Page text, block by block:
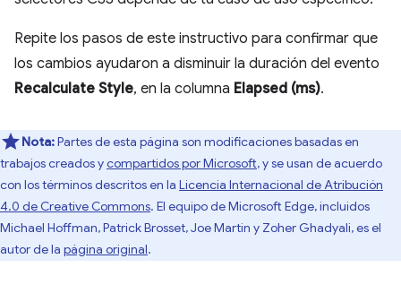
Repite los pasos de este instructivo para confirmar que
los cambios ayudaron a disminuir la duración del evento
Recalculate Style, en la columna Elapsed (ms).
Nota:Partes de esta página son modificaciones basadas en
trabajos creados ycompartidos por Microsoft, y se usan de acuerdo
con los términos descritos en la Licencia Internacional de Atribución
4.0 de Creative Commons. El equipo de Microsoft Edge, incluidos
Michael Hoffman, Patrick Brosset, Joe Martin y Zoher Ghadyali, es el
autor de la página original.